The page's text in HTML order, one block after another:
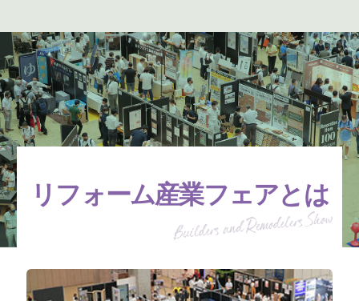
リフォーム産業フェアとは